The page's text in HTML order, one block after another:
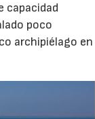
capacidad
poco
archipiélago en